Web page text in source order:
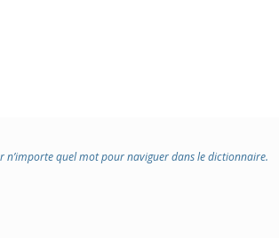
n’importe quel mot pour naviguer dans le dictionnaire.